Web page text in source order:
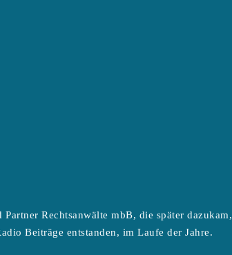
Rechtsanwälte mbB, die später dazukam,
Beiträge entstanden, im Laufe der Jahre.